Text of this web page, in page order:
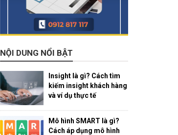
NỘI DUNG NỔI BẬT
Insight là gì? Cách tìm
kiếm insight khách hàng
và ví dụ thực tế
Mô hình SMART là gì?
Cách áp dụng mô hình